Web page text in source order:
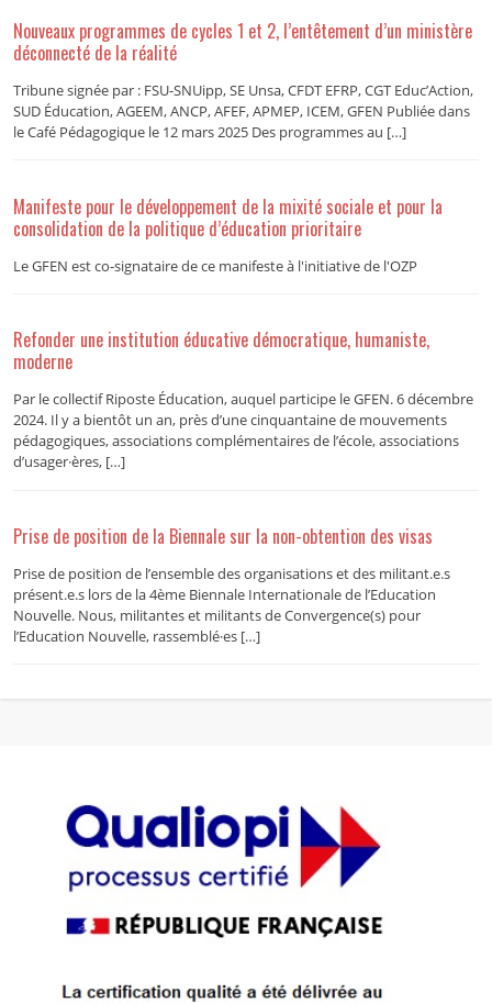
Nouveaux programmes de cycles 1 et 2, l’entêtement d’un ministère
déconnecté de la réalité
Tribune signée par : FSU-SNUipp, SE Unsa, CFDT EFRP, CGT Educ’Action,
SUD Éducation, AGEEM, ANCP, AFEF, APMEP, ICEM, GFEN Publiée dans
le Café Pédagogique le 12 mars 2025 Des programmes au […]
Manifeste pour le développement de la mixité sociale et pour la
consolidation de la politique d’éducation prioritaire
Le GFEN est co-signataire de ce manifeste à l'initiative de l'OZP
Refonder une institution éducative démocratique, humaniste,
moderne
Par le collectif Riposte Éducation, auquel participe le GFEN. 6 décembre
2024. Il y a bientôt un an, près d’une cinquantaine de mouvements
pédagogiques, associations complémentaires de l’école, associations
d’usager·ères, […]
Prise de position de la Biennale sur la non-obtention des visas
Prise de position de l’ensemble des organisations et des militant.e.s
présent.e.s lors de la 4ème Biennale Internationale de l’Education
Nouvelle. Nous, militantes et militants de Convergence(s) pour
l’Education Nouvelle, rassemblé·es […]